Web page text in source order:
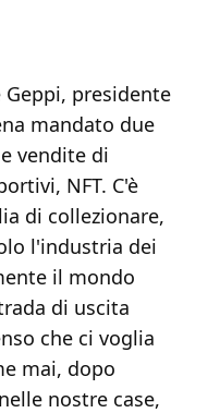
Geppi, presidente
mandato due
vendite di
NFT. C'è
di collezionare,
l'industria dei
il mondo
di uscita
che ci voglia
mai, dopo
nostre case,